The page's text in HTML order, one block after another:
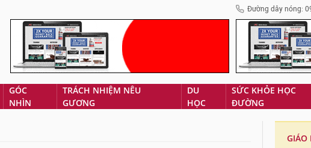
Đường dây nóng:
GÓC
NHÌN
TRÁCH NHIỆM NÊU
GƯƠNG
DU
HỌC
SỨC KHỎE HỌC
ĐƯỜNG
GIÁO